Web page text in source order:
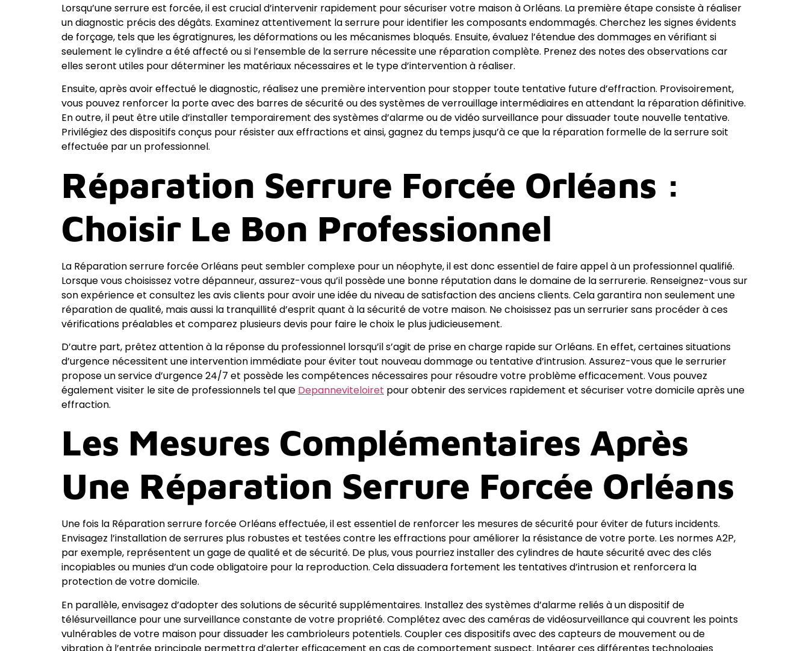
Lorsqu’une serrure est forcée, il est crucial d’intervenir rapidement pour sécuriser votre maison à Orléans. La première étape consiste à réaliser
un diagnostic précis des dégâts. Examinez attentivement la serrure pour identifier les composants endommagés. Cherchez les signes évidents
de forçage, tels que les égratignures, les déformations ou les mécanismes bloqués. Ensuite, évaluez l’étendue des dommages en vérifiant si
seulement le cylindre a été affecté ou si l’ensemble de la serrure nécessite une réparation complète. Prenez des notes des observations car
elles seront utiles pour déterminer les matériaux nécessaires et le type d’intervention à réaliser.
Ensuite, après avoir effectué le diagnostic, réalisez une première intervention pour stopper toute tentative future d’effraction. Provisoirement,
vous pouvez renforcer la porte avec des barres de sécurité ou des systèmes de verrouillage intermédiaires en attendant la réparation définitive.
En outre, il peut être utile d’installer temporairement des systèmes d’alarme ou de vidéo surveillance pour dissuader toute nouvelle tentative.
Privilégiez des dispositifs conçus pour résister aux effractions et ainsi, gagnez du temps jusqu’à ce que la réparation formelle de la serrure soit
effectuée par un professionnel.
Réparation Serrure Forcée Orléans :
Choisir Le Bon Professionnel
La Réparation serrure forcée Orléans peut sembler complexe pour un néophyte, il est donc essentiel de faire appel à un professionnel qualifié.
Lorsque vous choisissez votre dépanneur, assurez-vous qu’il possède une bonne réputation dans le domaine de la serrurerie. Renseignez-vous sur
son expérience et consultez les avis clients pour avoir une idée du niveau de satisfaction des anciens clients. Cela garantira non seulement une
réparation de qualité, mais aussi la tranquillité d’esprit quant à la sécurité de votre maison. Ne choisissez pas un serrurier sans procéder à ces
vérifications préalables et comparez plusieurs devis pour faire le choix le plus judicieusement.
D’autre part, prêtez attention à la réponse du professionnel lorsqu’il s’agit de prise en charge rapide sur Orléans. En effet, certaines situations
d’urgence nécessitent une intervention immédiate pour éviter tout nouveau dommage ou tentative d’intrusion. Assurez-vous que le serrurier
propose un service d’urgence 24/7 et possède les compétences nécessaires pour résoudre votre problème efficacement. Vous pouvez
également visiter le site de professionnels tel que Depanneviteloiret pour obtenir des services rapidement et sécuriser votre domicile après une
effraction.
Les Mesures Complémentaires Après
Une Réparation Serrure Forcée Orléans
Une fois la Réparation serrure forcée Orléans effectuée, il est essentiel de renforcer les mesures de sécurité pour éviter de futurs incidents.
Envisagez l’installation de serrures plus robustes et testées contre les effractions pour améliorer la résistance de votre porte. Les normes A2P,
par exemple, représentent un gage de qualité et de sécurité. De plus, vous pourriez installer des cylindres de haute sécurité avec des clés
incopiables ou munies d’un code obligatoire pour la reproduction. Cela dissuadera fortement les tentatives d’intrusion et renforcera la
protection de votre domicile.
En parallèle, envisagez d’adopter des solutions de sécurité supplémentaires. Installez des systèmes d’alarme reliés à un dispositif de
télésurveillance pour une surveillance constante de votre propriété. Complétez avec des caméras de vidéosurveillance qui couvrent les points
vulnérables de votre maison pour dissuader les cambrioleurs potentiels. Coupler ces dispositifs avec des capteurs de mouvement ou de
vibration à l’entrée principale permettra d’alerter efficacement en cas de comportement suspect. Intégrer ces différentes technologies